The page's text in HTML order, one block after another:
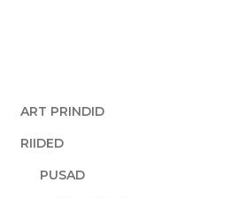
ART PRINDID
RIIDED
PUSAD